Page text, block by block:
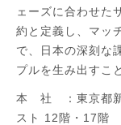
ェーズに合わせた
約と定義し、マッ
で、日本の深刻な
プルを生み出すこ
本 社 ：東京都新
スト 12階・17階